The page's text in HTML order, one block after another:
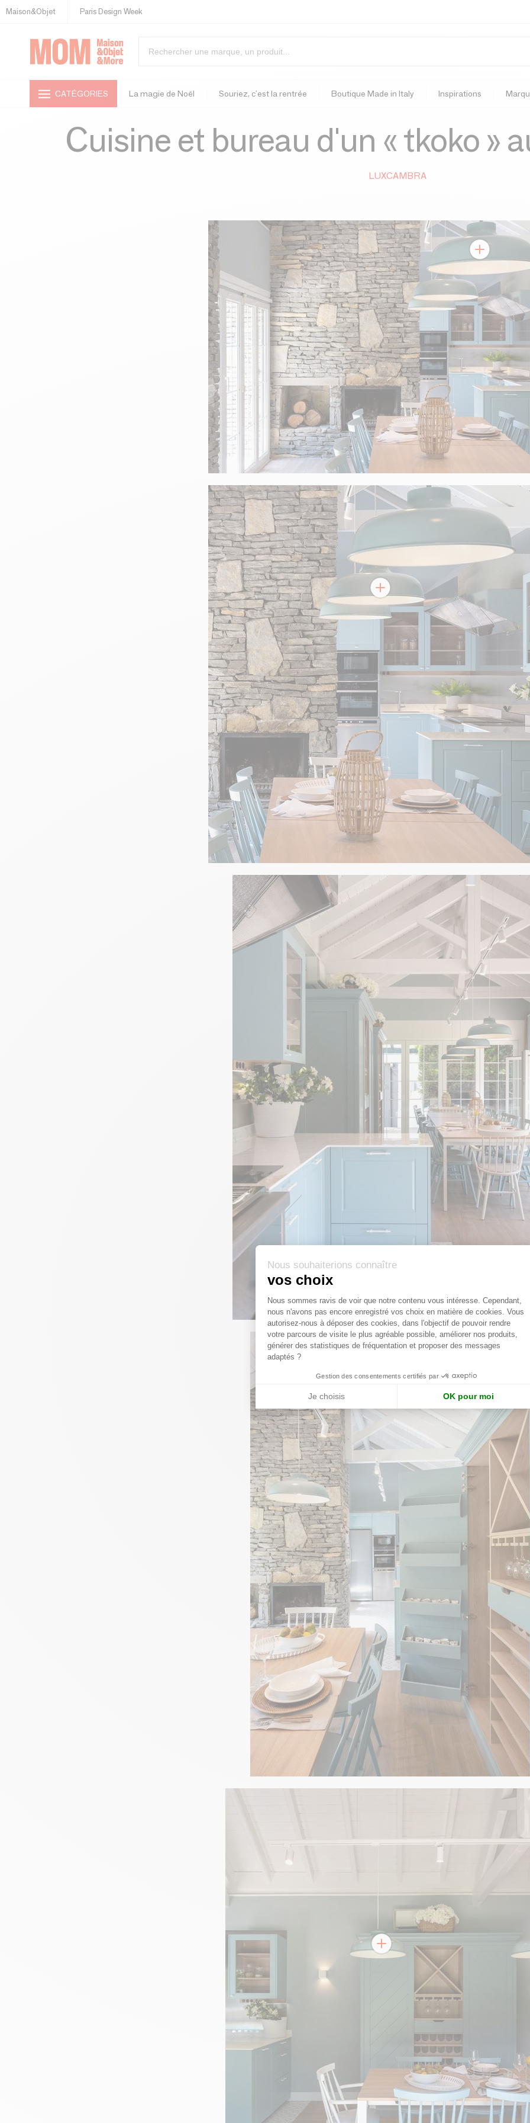
Maison&Objet Paris Design Week
CATÉGORIES La magie de Noël Souriez, c'est la rentrée Boutique Made in Italy Inspirations
Cuisine et bureau d'un « tkoko »
LUXCAMBRA
Nous souhaiterions connaître
vos choix
Plateforme de Gestion du
Nous sommes ravis de voir que notre contenu vous intéresse. Cependant,
nous n'avons pas encore enregistré vos choix en matière de cookies. Vous
autorisez-nous à déposer des cookies, dans l'objectif de pouvoir rendre
votre parcours de visite le plus agréable possible, améliorer nos produits,
générer des statistiques de fréquentation et proposer des messages
adaptés ?
Gestion des consentements certifiés par
Je choisis OK pour moi
Axeptio consent